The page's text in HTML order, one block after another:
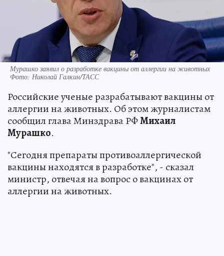
Мурашко заявил о разработке вакцины от аллергии на животных
Фото: Николай Галкин/ТАСС
Российские ученые разрабатывают вакцины от
аллергии на животных. Об этом журналистам
сообщил глава Минздрава РФМихаил
Мурашко.
"Сегодня препараты противоаллергической
вакцины находятся в разработке", - сказал
министр, отвечая на вопрос о вакцинах от
аллергии на животных.